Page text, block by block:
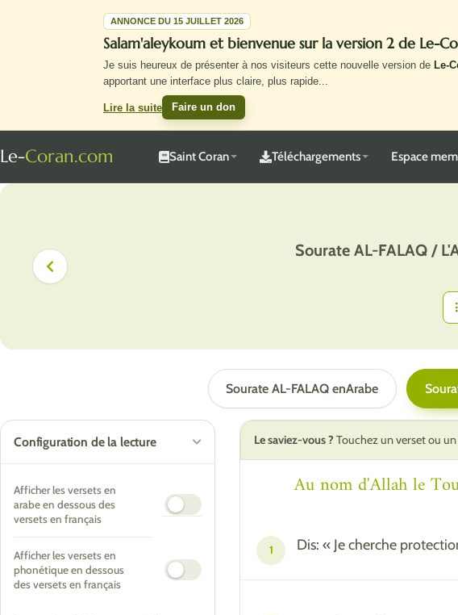
ANNONCE DU 15 JUILLET 2026
Salam'aleykoum et bienvenue sur la version 2 de Le-
Je suis heureux de présenter à nos visiteurs cette nouvelle version de Le-
apportant une interface plus claire, plus rapide...
Lire la suite Faire un don
Le-Coran.com Saint Coran Téléchargements Espace
Sourate AL-FALAQ /
Sourate AL-FALAQ enArabe
Configuration de la lecture
Afficher les versets en
arabe en dessous des
versets en français
Afficher les versets en
phonétique en dessous
des versets en français
Le saviez-vous ? Touchez un verset ou
Au nom d'Allah le
1 Dis: « Je cherche